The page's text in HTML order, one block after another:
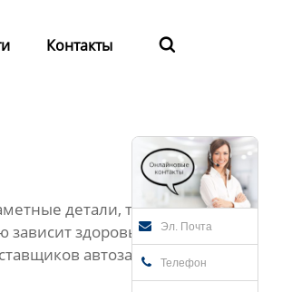
Контакты 
Эл. Почта
Телефон
детали, такие как
зависит здоровье
автозапчастей в